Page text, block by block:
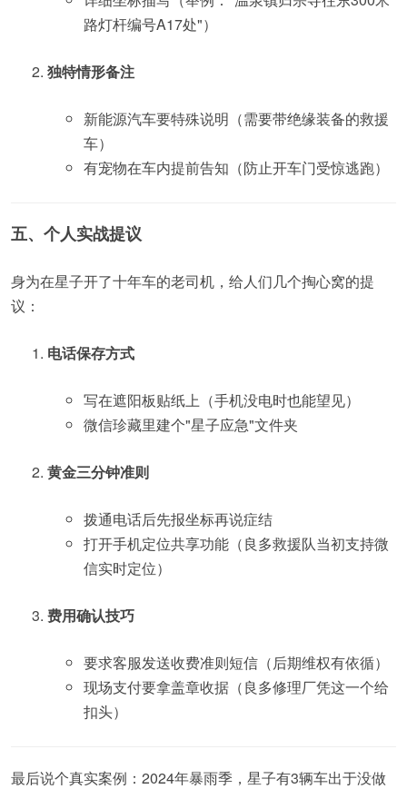
路灯杆编号A17处"）
独特情形备注
新能源汽车要特殊说明（需要带绝缘装备的救援
车）
有宠物在车内提前告知（防止开车门受惊逃跑）
五、个人实战提议
身为在星子开了十年车的老司机，给人们几个掏心窝的提
议：
电话保存方式
写在遮阳板贴纸上（手机没电时也能望见）
微信珍藏里建个"星子应急"文件夹
黄金三分钟准则
拨通电话后先报坐标再说症结
打开手机定位共享功能（良多救援队当初支持微
信实时定位）
费用确认技巧
要求客服发送收费准则短信（后期维权有依循）
现场支付要拿盖章收据（良多修理厂凭这一个给
扣头）
最后说个真实案例：2024年暴雨季，星子有3辆车出于没做